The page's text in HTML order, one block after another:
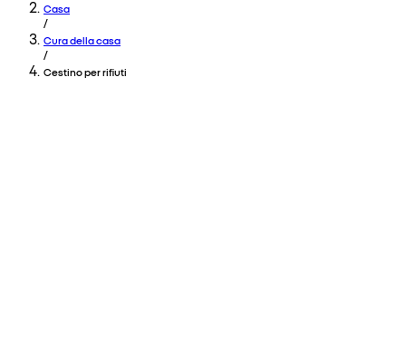
Casa
/
Cura della casa
/
Cestino per rifiuti